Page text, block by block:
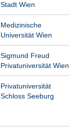
Stadt Wien
Medizinische
Universität Wien
Sigmund Freud
Privatuniversität Wien
Privatuniversität
Schloss Seeburg